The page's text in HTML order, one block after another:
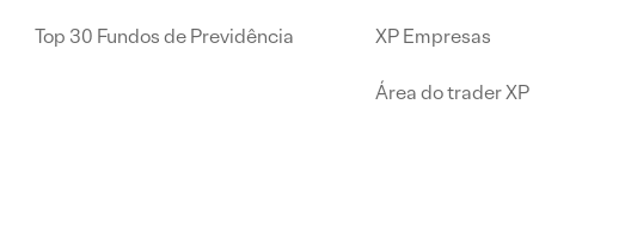
Top 30 Fundos de Previdência XP Empresas
Área do trader XP